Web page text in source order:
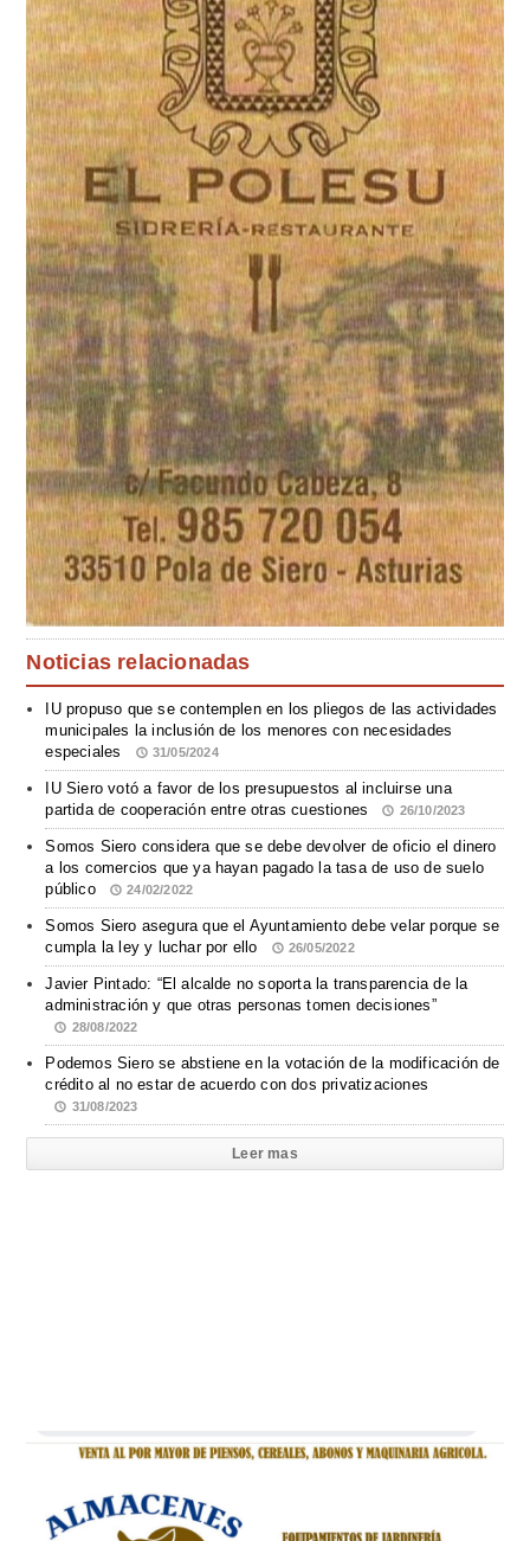
Noticias relacionadas
IU propuso que se contemplen en los pliegos de las actividades
municipales la inclusión de los menores con necesidades
especiales
31/05/2024
IU Siero votó a favor de los presupuestos al incluirse una
partida de cooperación entre otras cuestiones
26/10/2023
Somos Siero considera que se debe devolver de oficio el dinero
a los comercios que ya hayan pagado la tasa de uso de suelo
público
24/02/2022
Somos Siero asegura que el Ayuntamiento debe velar porque se
cumpla la ley y luchar por ello
26/05/2022
Javier Pintado: “El alcalde no soporta la transparencia de la
administración y que otras personas tomen decisiones”
28/08/2022
Podemos Siero se abstiene en la votación de la modificación de
crédito al no estar de acuerdo con dos privatizaciones
31/08/2023
Leer mas